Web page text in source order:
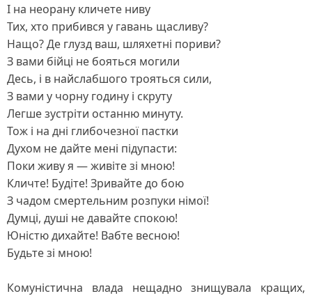
І на неорану кличете ниву
Тих, хто прибився у гавань щасливу?
Нащо? Де глузд ваш, шляхетні пориви?
З вами бійці не бояться могили
Десь, і в найслабшого трояться сили,
З вами у чорну годину і скруту
Легше зустріти останню минуту.
Тож і на дні глибочезної пастки
Духом не дайте мені підупасти:
Поки живу я — живіте зі мною!
Кличте! Будіте! Зривайте до бою
З чадом смертельним розпуки німої!
Думці, душі не давайте спокою!
Юністю дихайте! Вабте весною!
Будьте зі мною!
Комуністична влада нещадно знищувала кращих,